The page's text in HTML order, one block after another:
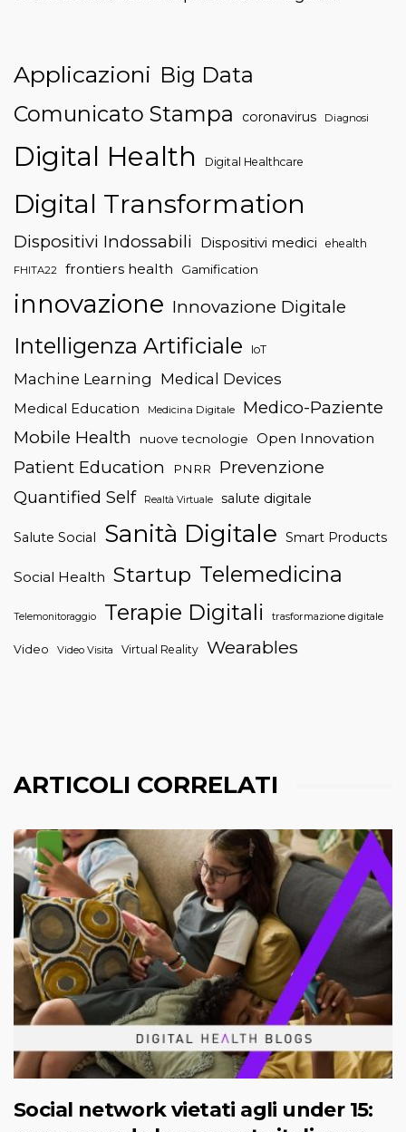
Applicazioni Big Data
Comunicato Stampa
coronavirus Diagnosi
Digital Health Digital Healthcare
Digital Transformation
Dispositivi Indossabili Dispositivi medici ehealth
FHITA22 frontiers health Gamification
innovazione Innovazione Digitale
Intelligenza Artificiale IoT
Machine Learning Medical Devices
Medical Education Medicina Digitale
Medico-Paziente
Mobile Health
nuove tecnologie Open Innovation
Patient Education PNRR
Prevenzione
Quantified Self
Realtà Virtuale salute digitale
Salute Social Sanità Digitale Smart Products
Social Health Startup Telemedicina
Telemonitoraggio Terapie Digitali trasformazione digitale
Video Video Visita Virtual Reality Wearables
ARTICOLI CORRELATI
Social network vietati agli under 15: